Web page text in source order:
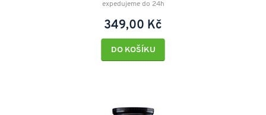
expedujeme do 24h
349,00 Kč
DO KOŠÍKU